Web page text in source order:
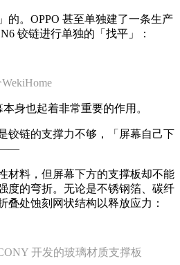
的。OPPO 甚至单独建了一条生产
铰链进行单独的「找平」：
身也起着非常重要的作用。
铰链的支撑力不够，「屏幕自己下
——
材料，但屏幕下方的支撑板却不能
度的弯折。无论是不锈钢箔、碳纤
叠处蚀刻网状结构以释放应力：
开发的玻璃材质支撑板